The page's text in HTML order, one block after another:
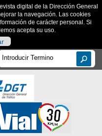
digital de la Dirección General
la navegación. Las cookies
de carácter personal. Si
acepta su uso.